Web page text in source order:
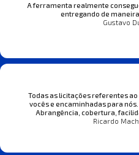
A ferramenta realmente
entregando de
Gustavo
Todas as licitações referentes
vocês e encaminhadas para
Abrangência, cobertura,
Ricardo